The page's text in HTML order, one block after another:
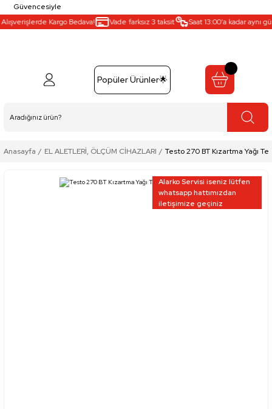
Güvencesiyle
Kargo Bedava!
Vade farksız 3 taksit Saat 13:00’a kadar aynı gün
Popüler Ürünler🌟
Anasayfa EL ALETLERİ, ÖLÇÜM CİHAZLARI Testo 270 BT Kızartma Yağı
Alarko Servisi iseniz lütfen
whatsapp hattımızdan
iletişimize geçiniz